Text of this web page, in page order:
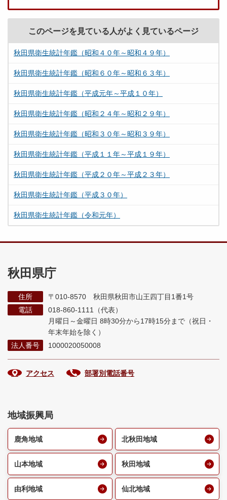
このページを見ている人がよく見ているページ
秋田県衛生統計年鑑（昭和４０年～昭和４９年）
秋田県衛生統計年鑑（昭和６０年～昭和６３年）
秋田県衛生統計年鑑（平成元年～平成１０年）
秋田県衛生統計年鑑（昭和２４年～昭和２９年）
秋田県衛生統計年鑑（昭和３０年～昭和３９年）
秋田県衛生統計年鑑（平成１１年～平成１９年）
秋田県衛生統計年鑑（平成２０年～平成２３年）
秋田県衛生統計年鑑（平成３０年）
秋田県衛生統計年鑑（令和元年）
秋田県庁
住所
〒010-8570 秋田県秋田市山王四丁目1番1号
電話
018-860-1111（代表）
月曜日～金曜日 8時30分から17時15分まで （祝日・
年末年始を除く）
法人番号
1000020050008
アクセス 部署別電話番号
地域振興局
鹿角地域 北秋田地域
山本地域 秋田地域
由利地域 仙北地域